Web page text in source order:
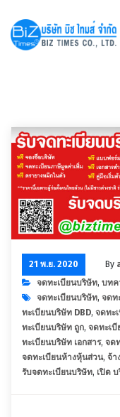
21 พ.ย. 2020 By
จดทะเบียนบริษัท, บทค
จดทะเบียนบริษัท, จดท
ทะเบียนบริษัท DBD, จดทะ
ทะเบียนบริษัท ถูก, จดทะเ
ทะเบียนบริษัท เอกสาร, จด
จดทะเบียนห้างหุ้นส่วน, จ้า
รับจดทะเบียนบริษัท, เปิด